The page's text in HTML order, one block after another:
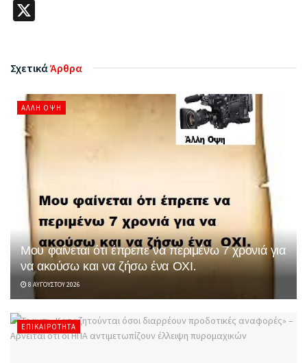
ΣχετικάΆρθρα
ΆΛΛΗ ΌΨΗ
Μου φαίνεται ότι έπρεπε να περιμένω 7 χρονιά για
να ακούσω και να ζήσω ένα ΟΧΙ.
8 ΑΥΓΟΎΣΤΟΥ 2026
ΕΠΙΚΑΙΡΌΤΗΤΑ